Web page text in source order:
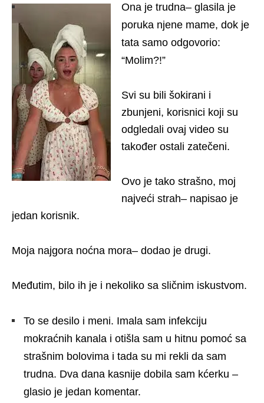
Ona je trudna– glasila je
poruka njene mame, dok je
tata samo odgovorio:
“Molim?!”
Svi su bili šokirani i
zbunjeni, korisnici koji su
odgledali ovaj video su
također ostali zatečeni.
Ovo je tako strašno, moj
najveći strah– napisao je
jedan korisnik.
Moja najgora noćna mora– dodao je drugi.
Međutim, bilo ih je i nekoliko sa sličnim iskustvom.
To se desilo i meni. Imala sam infekciju
mokraćnih kanala i otišla sam u hitnu pomoć sa
strašnim bolovima i tada su mi rekli da sam
trudna. Dva dana kasnije dobila sam kćerku –
glasio je jedan komentar.